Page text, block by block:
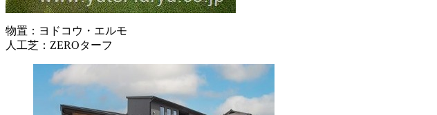
物置：ヨドコウ・エルモ
人工芝：ZEROターフ